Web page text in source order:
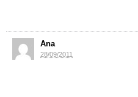
Ana
28/09/2011